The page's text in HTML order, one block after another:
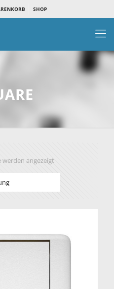
SHOP
werden angezeigt